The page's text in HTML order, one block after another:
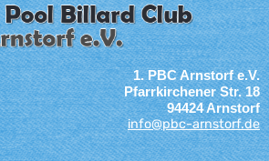
1. PBC Arnstorf e.V.
Pfarrkirchener Str. 18
94424 Arnstorf
info@pbc-arnstorf.de